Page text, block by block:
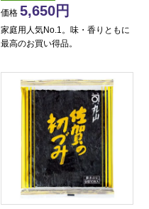
価格 5,650
家庭用人気No.1。味・香りともに
最高のお買い得品。